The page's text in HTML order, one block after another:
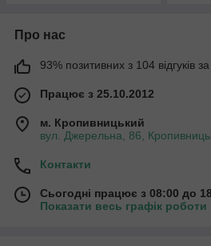
Про нас
93% позитивних з 104 відгуків за
Працює з 25.10.2012
м. Кропивницький
вул. Джерельна, 86,
Контакти
Сьогодні працює з 08:00 до
Показати весь графік роботи